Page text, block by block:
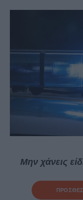
Μην χάνεις